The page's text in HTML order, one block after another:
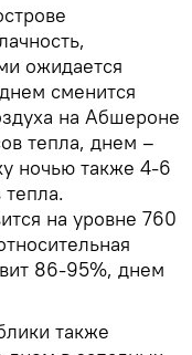
ожидается
сменится
на Абшероне
тепла, днем –
ночью также 4-6
тепла.
на уровне 760
86-95%, днем
также